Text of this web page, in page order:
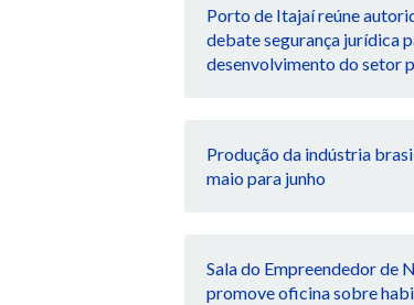
Porto de Itajaí reúne
debate segurança jurídica
desenvolvimento do setor
Produção da indústria
maio para junho
Sala do Empreendedor de
promove oficina sobre